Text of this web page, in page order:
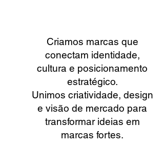
Criamos marcas que
conectam identidade,
cultura e posicionamento
estratégico.
Unimos criatividade, design
e visão de mercado para
transformar ideias em
marcas fortes.